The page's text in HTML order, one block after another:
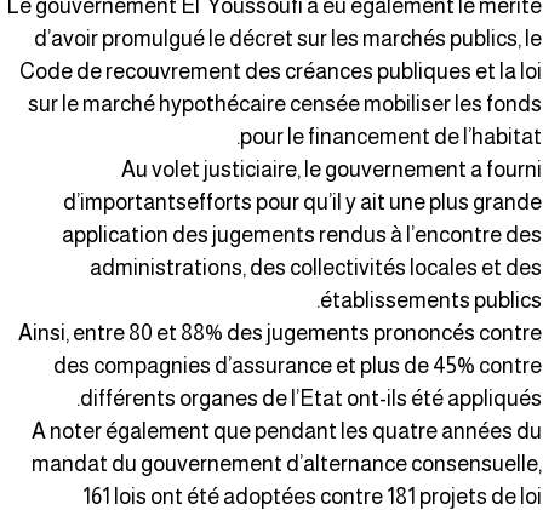
Le gouvernement El Youssoufi a eu également le
d’avoir promulgué le décret sur les marchés publics,
Code de recouvrement des créances publiques et la
sur le marché hypothécaire censée mobiliser les
pour le financement de
Au volet justiciaire, le gouvernement a
d’importantsefforts pour qu’il y ait une plus
application des jugements rendus à l’encontre
administrations, des collectivités locales et
établissements
Ainsi, entre 80 et 88% des jugements prononcés
des compagnies d’assurance et plus de 45%
différents organes de l’Etat ont-ils été
A noter également que pendant les quatre années
mandat du gouvernement d’alternance
161 lois ont été adoptées contre 181 projets de